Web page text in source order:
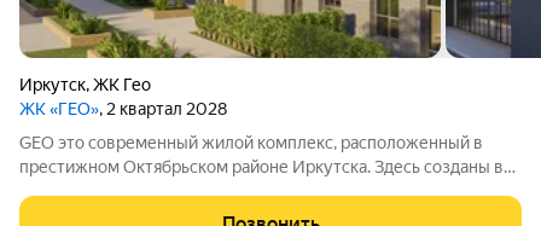
Иркутск,ЖК Гео
ЖК «ГЕО», 2 квартал 2028
GEO это современный жилой комплекс, расположенный в
престижном Октябрьском районе Иркутска. Здесь созданы все
инфраструктура, возможности для отдыха и общения.